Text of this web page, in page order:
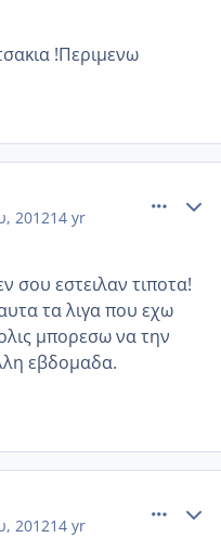
!Περιμενω
201214 yr
σου εστειλαν τιποτα!
τα λιγα που εχω
μπορεσω να την
εβδομαδα.
201214 yr